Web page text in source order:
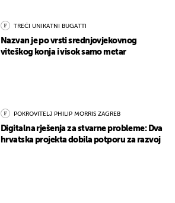
TREĆI UNIKATNI BUGATTI
Nazvan je po vrsti srednjovjekovnog
viteškog konja i visok samo metar
POKROVITELJ PHILIP MORRIS ZAGREB
Digitalna rješenja za stvarne probleme: Dva
hrvatska projekta dobila potporu za razvoj